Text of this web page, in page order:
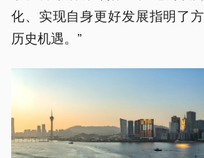
化、实现自身更好发展指明了
历史机遇。”